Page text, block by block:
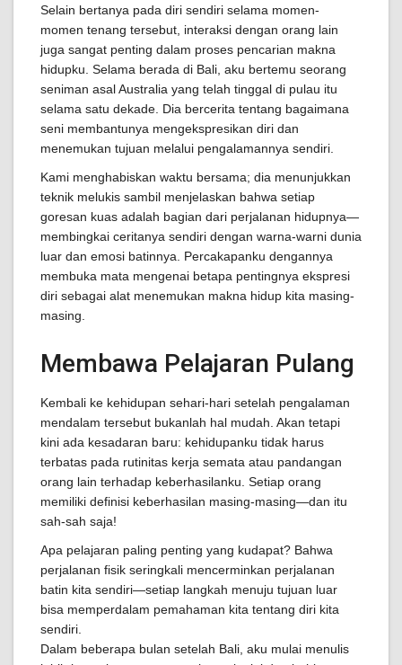
Selain bertanya pada diri sendiri selama momen-
momen tenang tersebut, interaksi dengan orang lain
juga sangat penting dalam proses pencarian makna
hidupku. Selama berada di Bali, aku bertemu seorang
seniman asal Australia yang telah tinggal di pulau itu
selama satu dekade. Dia bercerita tentang bagaimana
seni membantunya mengekspresikan diri dan
menemukan tujuan melalui pengalamannya sendiri.
Kami menghabiskan waktu bersama; dia menunjukkan
teknik melukis sambil menjelaskan bahwa setiap
goresan kuas adalah bagian dari perjalanan hidupnya—
membingkai ceritanya sendiri dengan warna-warni dunia
luar dan emosi batinnya. Percakapanku dengannya
membuka mata mengenai betapa pentingnya ekspresi
diri sebagai alat menemukan makna hidup kita masing-
masing.
Membawa Pelajaran Pulang
Kembali ke kehidupan sehari-hari setelah pengalaman
mendalam tersebut bukanlah hal mudah. Akan tetapi
kini ada kesadaran baru: kehidupanku tidak harus
terbatas pada rutinitas kerja semata atau pandangan
orang lain terhadap keberhasilanku. Setiap orang
memiliki definisi keberhasilan masing-masing—dan itu
sah-sah saja!
Apa pelajaran paling penting yang kudapat? Bahwa
perjalanan fisik seringkali mencerminkan perjalanan
batin kita sendiri—setiap langkah menuju tujuan luar
bisa memperdalam pemahaman kita tentang diri kita
sendiri.
Dalam beberapa bulan setelah Bali, aku mulai menulis